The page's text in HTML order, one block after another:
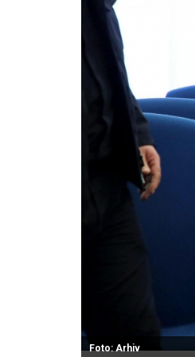
Foto: Arhiv